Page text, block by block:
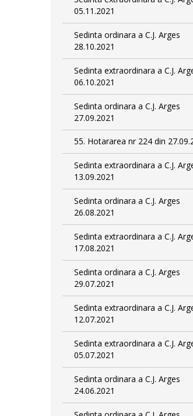
05.11.2021
Sedinta ordinara a C.J. Arges
28.10.2021
Sedinta extraordinara a C.J.
06.10.2021
Sedinta ordinara a C.J. Arges
27.09.2021
55. Hotararea nr 224 din
Sedinta extraordinara a C.J.
13.09.2021
Sedinta ordinara a C.J. Arges
26.08.2021
Sedinta extraordinara a C.J.
17.08.2021
Sedinta ordinara a C.J. Arges
29.07.2021
Sedinta extraordinara a C.J.
12.07.2021
Sedinta extraordinara a C.J.
05.07.2021
Sedinta ordinara a C.J. Arges
24.06.2021